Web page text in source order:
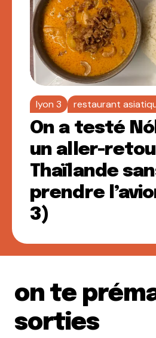
lyon 3 restaurant
On a testé
un aller-
Thaïlande
prendre
3)
on te
sorties